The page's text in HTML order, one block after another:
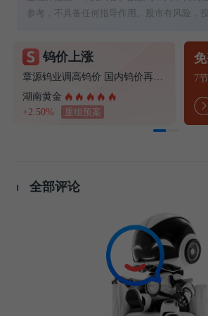
参考，不具备任何指导作用。股市有风险，
钨价上涨
湖南黄金
+2.50%
重组预案
7
全部评论